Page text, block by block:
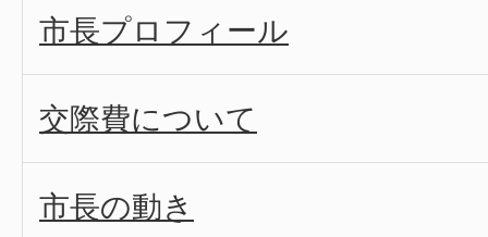
市長プロフィール
交際費について
市長の動き